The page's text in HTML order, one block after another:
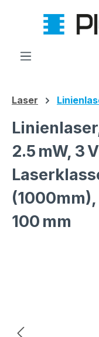
Zum Hauptinhalt
Laser
2.5 mW, 3
100 mm
Bildergalerie